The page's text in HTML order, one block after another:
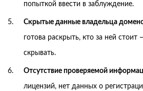
попыткой ввести в заблуждение.
Скрытые данные владельца
готова раскрыть, кто за ней стоит
скрывать.
Отсутствие проверяемой
лицензий, нет данных о